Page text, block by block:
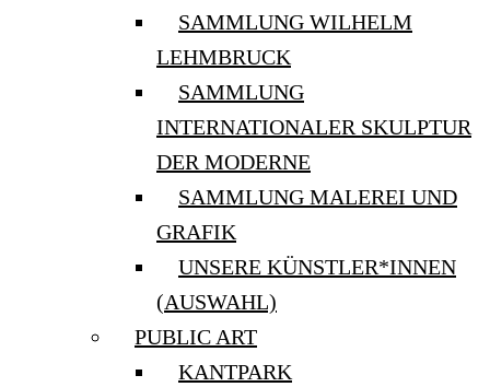
SAMMLUNG WILHELM
LEHMBRUCK
SAMMLUNG
INTERNATIONALER SKULPTUR
DER MODERNE
SAMMLUNG MALEREI UND
GRAFIK
UNSERE KÜNSTLER*INNEN
(AUSWAHL)
PUBLIC ART
KANTPARK